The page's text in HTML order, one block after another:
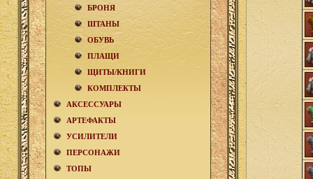
БРОНЯ
ШТАНЫ
ОБУВЬ
ПЛАЩИ
ЩИТЫ/КНИГИ
КОМПЛЕКТЫ
АКCЕСCУАРЫ
АРТЕФАКТЫ
УСИЛИТЕЛИ
ПЕРСОНАЖИ
ТОПЫ